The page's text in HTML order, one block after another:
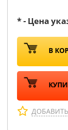
* - Цена
В